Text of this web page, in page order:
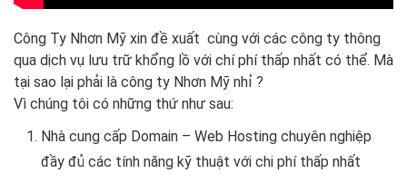
Công Ty Nhơn Mỹ xin đề xuất cùng với các công ty thông
qua dịch vụ lưu trữ khổng lồ với chí phí thấp nhất có thể. Mà
tại sao lại phải là công ty Nhơn Mỹ nhỉ ?
Vì chúng tôi có những thứ như sau:
Nhà cung cấp Domain – Web Hosting chuyên nghiệp
đầy đủ các tính năng kỹ thuật với chi phí thấp nhất